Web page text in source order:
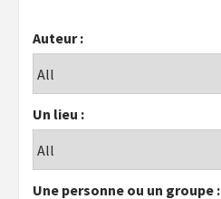
Auteur :
Un lieu :
Une personne ou un groupe :